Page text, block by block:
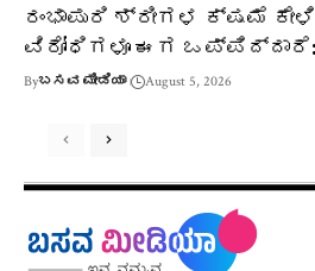
ರಂಭಾಪುರಿ ಶ್ರೀಗಳ ಕ್ಷಮೆ
ವಿರೋಧಿಗಳೂ ಈಗ
Byಬಸವ ಮೀಡಿಯಾ August 5, 2026